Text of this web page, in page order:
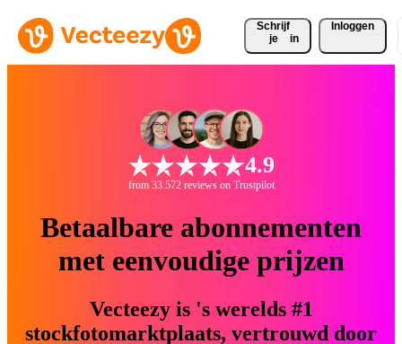
Schrijf
je
in
Inloggen
4.9
from 33.572 reviews on Trustpilot
Betaalbare abonnementen
met eenvoudige prijzen
Vecteezy is 's werelds #1
stockfotomarktplaats, vertrouwd door